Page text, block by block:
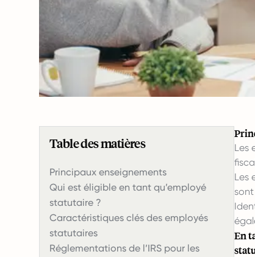
Table des matières
Principaux enseignements
Qui est éligible en tant qu’employé
statutaire ?
Caractéristiques clés des employés
statutaires
Réglementations de l’IRS pour les
Les
Les
En